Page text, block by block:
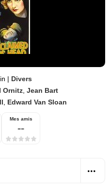
| Divers
Ornitz Jean Bart
Edward Van Sloan
Mes amis
--